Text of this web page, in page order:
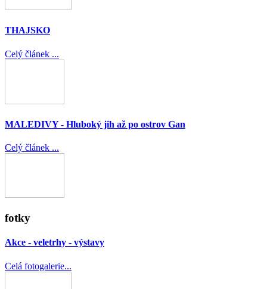
THAJSKO
Celý článek ...
MALEDIVY - Hluboký jih až po ostrov Gan
Celý článek ...
fotky
Akce - veletrhy - výstavy
Celá fotogalerie...